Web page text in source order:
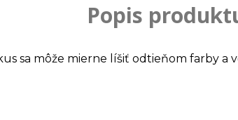
Popis
sa môže mierne líšiť odtieňom farby a